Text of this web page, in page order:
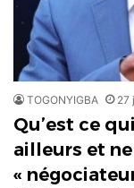
TOGONYIGBA 27
Qu’est ce
ailleurs et
«